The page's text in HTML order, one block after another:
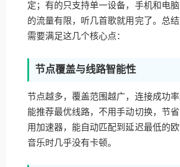
定；有的只支持单一设备，手机和电
的流量有限，听几首歌就用完了。总
需要满足这几个核心点：
节点覆盖与线路智能性
节点越多，覆盖范围越广，连接成功
能推荐最优线路，不用手动切换，节
用加速器，能自动匹配到延迟最低的
音乐时几乎没有卡顿。